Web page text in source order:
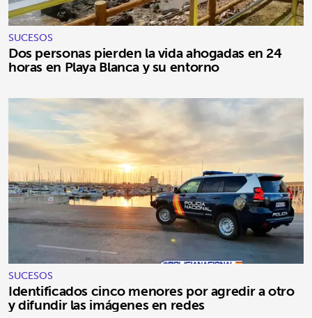
SUCESOS
Dos personas pierden la vida ahogadas en 24
horas en Playa Blanca y su entorno
SUCESOS
Identificados cinco menores por agredir a otro
y difundir las imágenes en redes